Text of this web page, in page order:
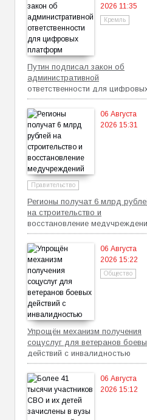
2026 11:35
Кремль
Путин подписал закон об
административной
ответственности для
платформ
06 Августа
2026 15:31
Правительство
Регионы получат 6 млрд
на строительство и
восстановление
06 Августа
2026 15:22
Общество
Упрощён механизм получения
соцуслуг для ветеранов
действий с инвалидностью
06 Августа
2026 15:12